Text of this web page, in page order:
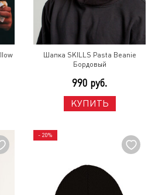
Шапка SKILLS Pasta Beanie
Бордовый
990 руб.
КУПИТЬ
- 20%